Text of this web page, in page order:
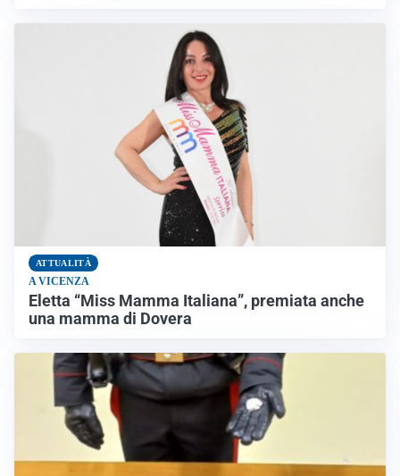
ATTUALITÀ
A VICENZA
Eletta “Miss Mamma Italiana”, premiata anche
una mamma di Dovera